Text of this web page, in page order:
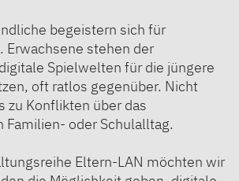
begeistern sich für
Erwachsene stehen der
Spielwelten für die jüngere
oft ratlos gegenüber. Nicht
zu Konflikten über das
Familien- oder Schulalltag.
Eltern-LAN möchten wir